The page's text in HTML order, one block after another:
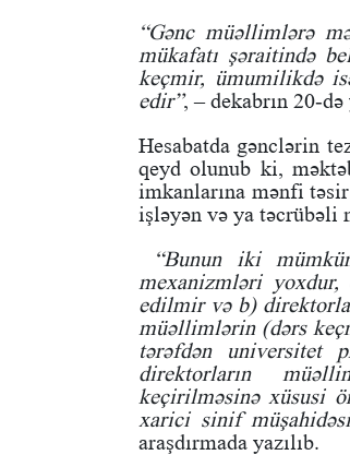
“Gənc müəllimlərə
mükafatı şəraitində
keçmir, ümumilikdə
edir”, – dekabrın 20-
Hesabatda gənclərin
qeyd olunub ki,
imkanlarına mənfi
işləyən və ya
“Bunun iki
mexanizmləri
edilmir və b)
müəllimlərin (dərs
tərəfdən universitet
direktorların
keçirilməsinə xüsusi
xarici sinif
araşdırmada yazılıb.